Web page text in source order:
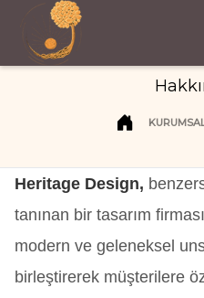
Heritage Design,
tanınan bir tasarım
modern ve geleneksel
birleştirerek müşterilere